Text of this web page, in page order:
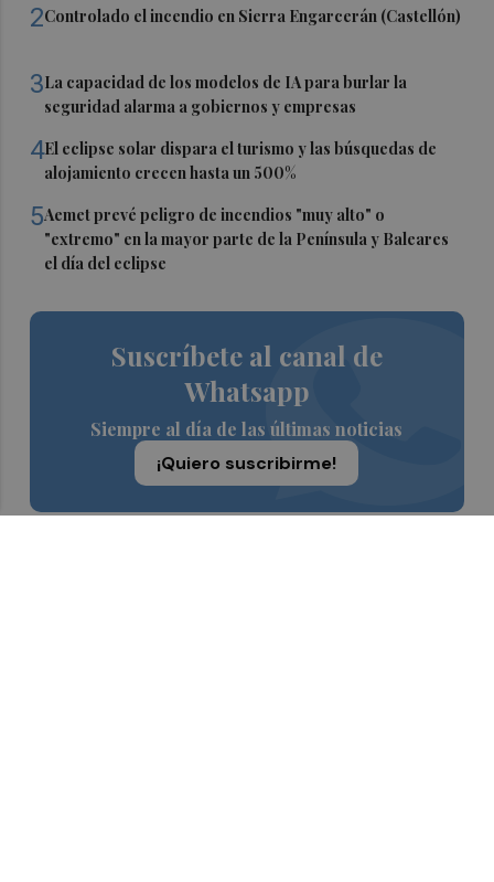
2Controlado el incendio en Sierra Engarcerán (Castellón)
3La capacidad de los modelos de IA para burlar la
seguridad alarma a gobiernos y empresas
4El eclipse solar dispara el turismo y las búsquedas de
alojamiento crecen hasta un 500%
5Aemet prevé peligro de incendios "muy alto" o
"extremo" en la mayor parte de la Península y Baleares
el día del eclipse
Suscríbete al canal de
Whatsapp
Siempre al día de las últimas noticias
¡Quiero suscribirme!